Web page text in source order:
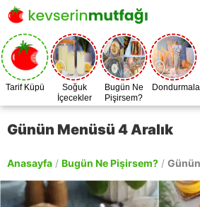
Tarif Küpü
Soğuk
İçecekler
Bugün Ne
Pişirsem?
Günün Menüsü 4 Aralık
Anasayfa / Bugün Ne Pişirsem? /